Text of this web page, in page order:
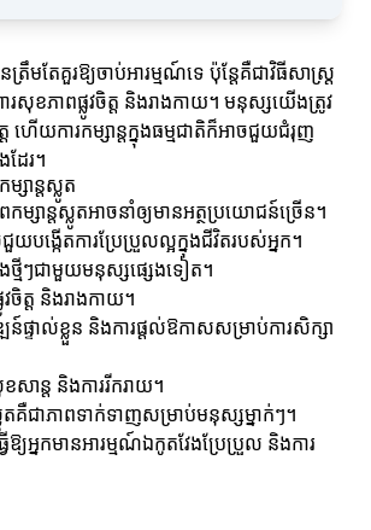
រឹមតែគួរឱ្យចាប់អារម្មណ៍ទេ ប៉ុន្តែគឺជាវិធីសាស្ត្រ
ារសុខភាពផ្លូវចិត្ត និងរាងកាយ។ មនុស្សយើងត្រូវ
ត្ត ហើយការកម្សាន្តក្នុងធម្មជាតិក៏អាចជួយជំរុញ
ែរ។
សាន្តស្លូត
កម្សាន្តស្លូតអាចនាំឲ្យមានអត្ថប្រយោជន៍ច្រើន។
បង្កើតការប្រែប្រួលល្អក្នុងជីវិតរបស់អ្នក។
មីៗជាមួយមនុស្សផ្សេងទៀត។
ចិត្ត និងរាងកាយ។
ឍន៍ផ្ទាល់ខ្លួន និងការផ្តល់ឱកាសសម្រាប់ការសិក្សា
សាន្ត និងការរីករាយ។
លូតគឺជាភាពទាក់ទាញសម្រាប់មនុស្សម្នាក់ៗ។
ឱ្យអ្នកមានអារម្មណ៍ឯកូតវែងប្រែប្រួល និងការ